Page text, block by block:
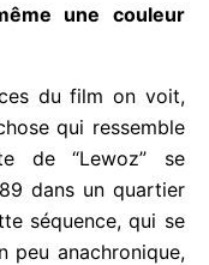
on comprend
à son film
du film on voit,
chose qui
de “Lewoz”
1789 dans un